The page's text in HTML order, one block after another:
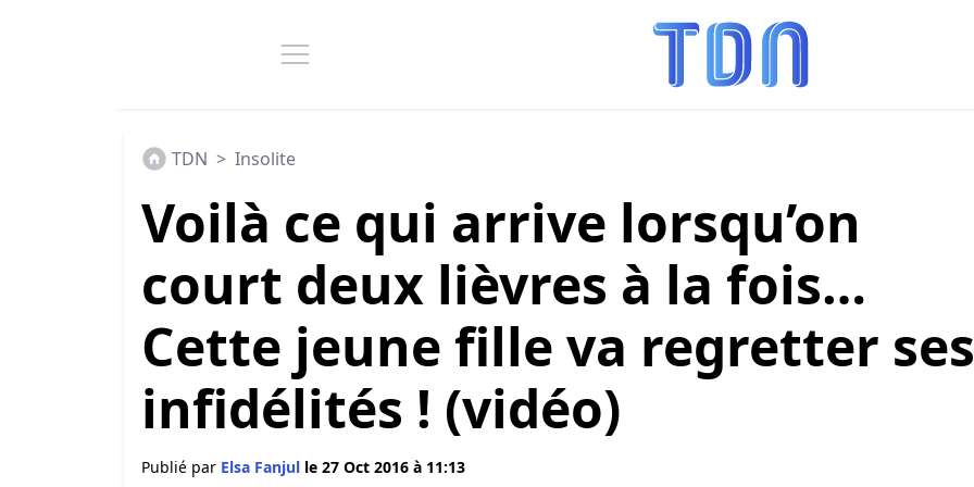
TDN > Insolite
Voilà ce qui arrive lorsqu’on
court deux lièvres à la fois…
Cette jeune fille va regretter ses
infidélités ! (vidéo)
Publié par Elsa Fanjul le 27 Oct 2016 à 11:13